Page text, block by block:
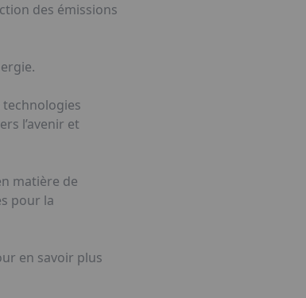
des émissions
technologies
l’avenir et
matière de
pour la
en savoir plus